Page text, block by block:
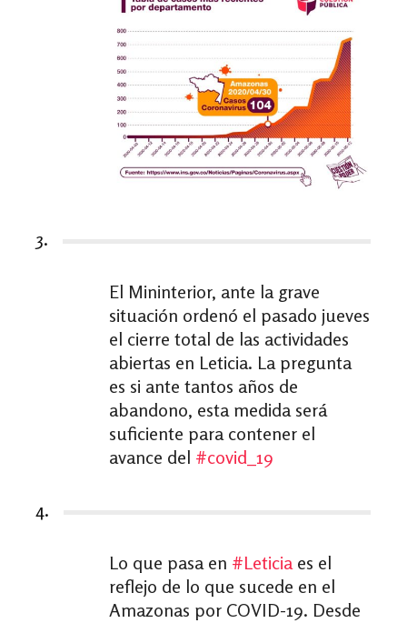
3.
El Mininterior, ante la grave
situación ordenó el pasado jueves
el cierre total de las actividades
abiertas en Leticia. La pregunta
es si ante tantos años de
abandono, esta medida será
suficiente para contener el
avance del #covid_19
4.
Lo que pasa en #Leticia es el
reflejo de lo que sucede en el
Amazonas por COVID-19. Desde